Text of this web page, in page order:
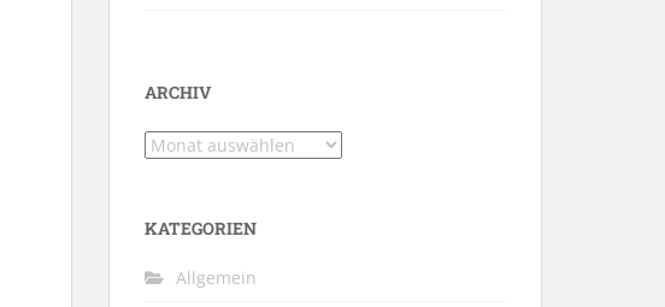
ARCHIV
Archiv
KATEGORIEN
Allgemein